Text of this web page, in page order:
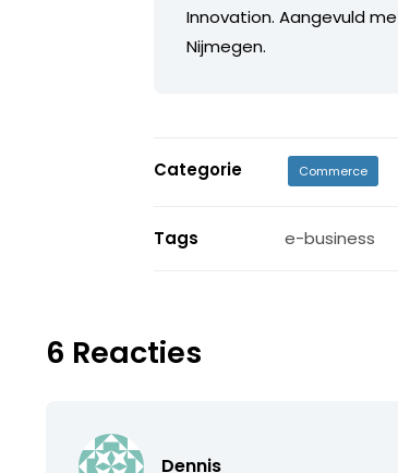
Innovation. Aangevuld
Nijmegen.
Categorie Commerce
Tags e-business
6 Reacties
Dennis